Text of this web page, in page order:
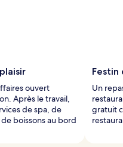
ouvert
Après le travail,
de spa, de
boissons au bord
Festin
Un
gratuit